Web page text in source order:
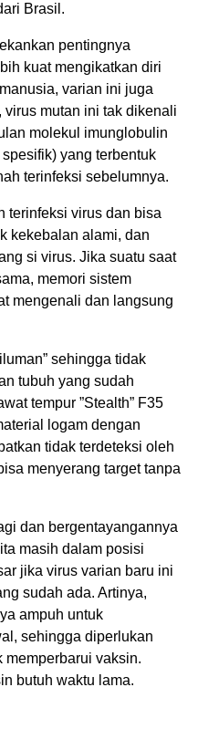
Brasil.
pentingnya
kuat mengikatkan diri
varian ini juga
virus mutan ini tak dikenali
molekul imunglobulin
yang terbentuk
terinfeksi sebelumnya.
terinfeksi virus dan bisa
kekebalan alami, dan
si virus. Jika suatu saat
memori sistem
mengenali dan langsung
sehingga tidak
tubuh yang sudah
tempur ”Stealth” F35
logam dengan
tidak terdeteksi oleh
menyerang target tanpa
dan bergentayangannya
masih dalam posisi
jika virus varian baru ini
sudah ada. Artinya,
ampuh untuk
sehingga diperlukan
memperbarui vaksin.
butuh waktu lama.